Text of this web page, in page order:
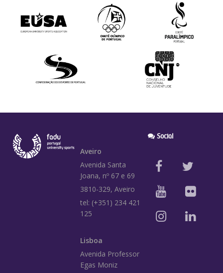
Aveiro
Avenida Santa
Joana, nº 67 e 69
3810-329, Aveiro
tel: (+351) 234 421
125
Lisboa
Avenida Professor
Egas Moniz
Social